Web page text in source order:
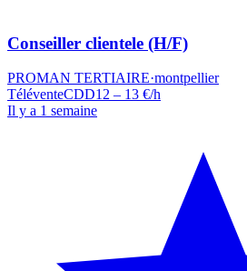
Conseiller clientele (H/F)
PROMAN TERTIAIRE·montpellier
TéléventeCDD12 – 13 €/h
Il y a 1 semaine